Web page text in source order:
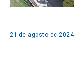
21 de agosto de 2024